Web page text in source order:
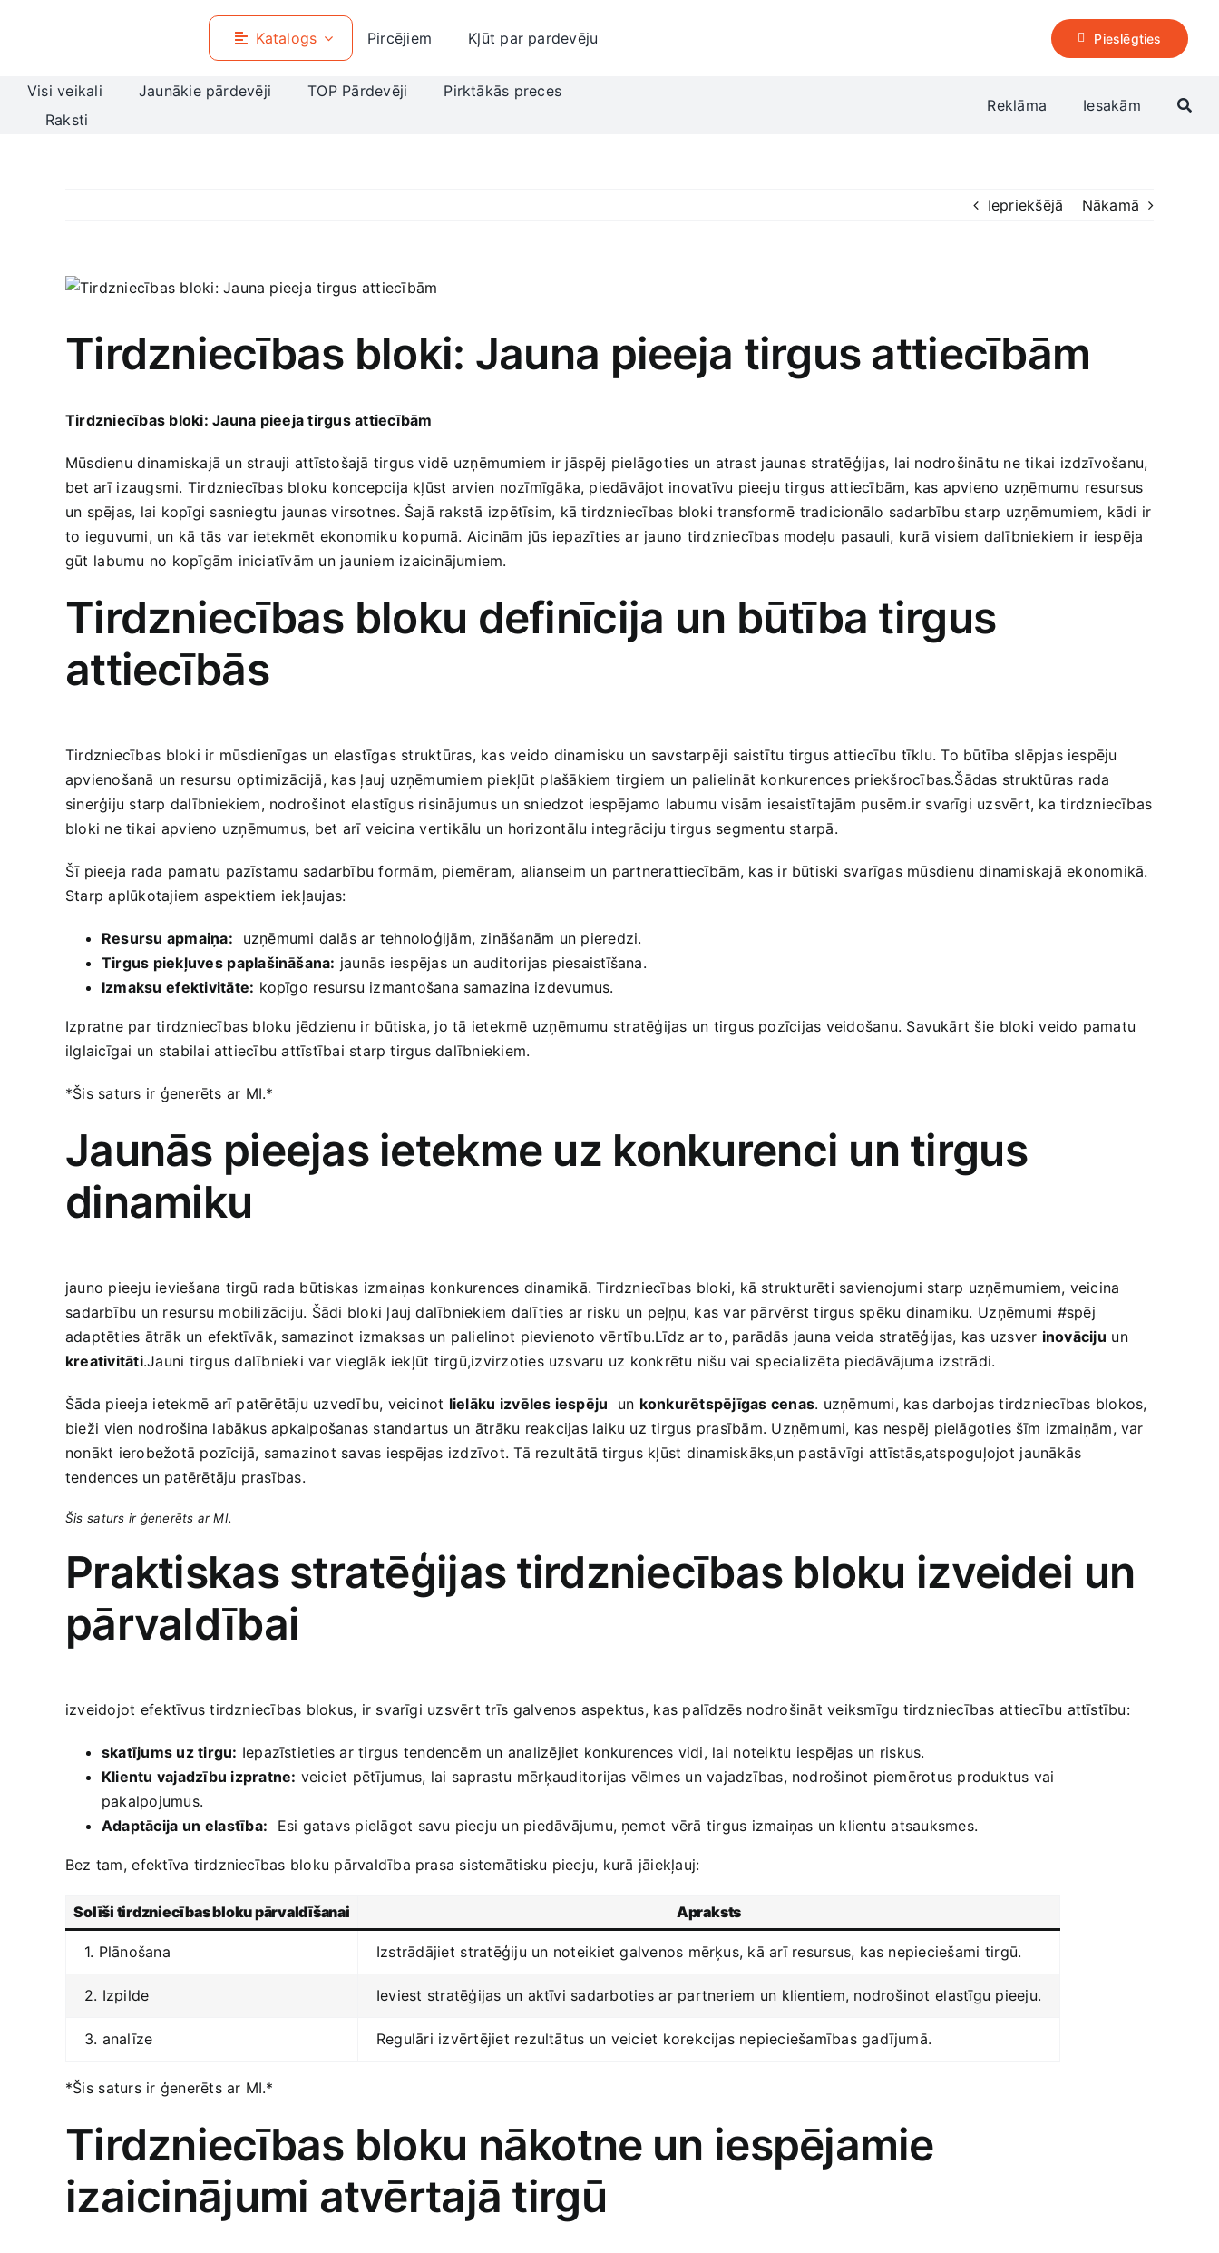
Katalogs Pircējiem Kļūt par pardevēju Pieslēgties
Visi veikali Jaunākie pārdevēji TOP Pārdevēji
Pirktākās preces
Raksti
Reklāma Iesakām
Iepriekšējā Nākamā
View
Image
Tirdzniecības bloki: Jauna pieeja tirgus attiecībām
Tirdzniecības bloki: Jauna ⁢pieeja tirgus attiecībām
Mūsdienu ⁢dinamiskajā un strauji attīstošajā tirgus ‍vidē⁣ uzņēmumiem ir jāspēj ‍pielāgoties un‍ atrast⁣ jaunas stratēģijas, ⁤lai​ nodrošinātu ne tikai‍ izdzīvošanu,
⁤bet arī⁣ izaugsmi. Tirdzniecības bloku koncepcija kļūst ⁢arvien nozīmīgāka, ​piedāvājot inovatīvu pieeju tirgus attiecībām, kas apvieno uzņēmumu resursus
un spējas, lai kopīgi sasniegtu jaunas‍ virsotnes. Šajā rakstā izpētīsim,‍ kā tirdzniecības bloki transformē tradicionālo sadarbību starp uzņēmumiem,⁢ kādi ir
to ieguvumi,​ un kā tās var ietekmēt‌ ekonomiku kopumā. Aicinām jūs iepazīties ar‌ jauno tirdzniecības modeļu pasauli, kurā‌ visiem dalībniekiem ir iespēja
gūt⁤ labumu no kopīgām iniciatīvām un jauniem izaicinājumiem.
Tirdzniecības bloku definīcija un būtība‍ tirgus
attiecībās
Tirdzniecības ⁣bloki ir mūsdienīgas⁢ un elastīgas⁢ struktūras, kas veido dinamisku un savstarpēji saistītu​ tirgus attiecību tīklu. To‌ būtība ⁤slēpjas iespēju
apvienošanā‍ un ‌resursu ⁢optimizācijā,‍ kas⁤ ļauj uzņēmumiem‌ piekļūt⁢ plašākiem tirgiem un ⁤palielināt konkurences priekšrocības.Šādas ‍struktūras rada
sinerģiju starp‍ dalībniekiem, nodrošinot ‌elastīgus​ risinājumus ⁢un​ sniedzot iespējamo labumu visām iesaistītajām pusēm.ir svarīgi uzsvērt, ka‌ tirdzniecības⁤
bloki ne tikai ⁣apvieno⁢ uzņēmumus, bet ‍arī veicina vertikālu un ​horizontālu integrāciju tirgus segmentu starpā.
Šī pieeja ⁢rada pamatu‌ pazīstamu sadarbību formām, ‌piemēram, ‍alianseim un‍ partnerattiecībām, kas ir būtiski svarīgas mūsdienu dinamiskajā ekonomikā.
‍Starp aplūkotajiem aspektiem iekļaujas:
Resursu apmaiņa: ⁤ uzņēmumi dalās ar tehnoloģijām, zināšanām un‌ pieredzi.
Tirgus piekļuves ⁢paplašināšana: jaunās⁣ iespējas un auditorijas piesaistīšana.
Izmaksu⁤ efektivitāte: kopīgo resursu izmantošana ‌samazina izdevumus.
Izpratne par tirdzniecības bloku jēdzienu ⁢ir ⁢būtiska, jo tā ietekmē uzņēmumu stratēģijas un tirgus pozīcijas ‌veidošanu. ‍Savukārt‍ šie⁢ bloki⁢ veido pamatu
ilglaicīgai⁣ un stabilai ​attiecību attīstībai starp tirgus dalībniekiem.
*Šis saturs ​ir ģenerēts ar⁤ MI.*
Jaunās pieejas ietekme uz ‍konkurenci un‌ tirgus
dinamiku
jauno pieeju ieviešana tirgū rada ⁤būtiskas⁣ izmaiņas konkurences dinamikā. Tirdzniecības ⁤bloki, kā strukturēti savienojumi⁢ starp‍ uzņēmumiem, veicina
⁣sadarbību un resursu ‌mobilizāciju. Šādi bloki ļauj ​dalībniekiem dalīties ar risku​ un peļņu, kas var pārvērst‍ tirgus​ spēku‌ dinamiku.⁢ Uzņēmumi ⁣#spēj
adaptēties ātrāk un​ efektīvāk, samazinot izmaksas un ‌palielinot ⁤pievienoto vērtību.Līdz ar to, parādās jauna veida stratēģijas, kas uzsver inovāciju ⁢un
kreativitāti.Jauni tirgus ⁢dalībnieki var vieglāk ‍iekļūt tirgū,izvirzoties uzsvaru ‌uz ​konkrētu nišu ‍vai⁣ specializēta piedāvājuma izstrādi.
Šāda⁣ pieeja ⁢ietekmē⁣ arī patērētāju uzvedību, veicinot lielāku⁢ izvēles iespēju ‌ un konkurētspējīgas⁣ cenas. uzņēmumi, kas ⁢darbojas tirdzniecības blokos,⁢
bieži ⁢vien nodrošina labākus​ apkalpošanas standartus ‌un⁤ ātrāku reakcijas ‌laiku uz tirgus prasībām. ⁤Uzņēmumi, kas nespēj ‌pielāgoties šīm⁤ izmaiņām, var
nonākt ierobežotā pozīcijā, samazinot savas iespējas⁣ izdzīvot. Tā rezultātā tirgus kļūst dinamiskāks,un ⁤pastāvīgi attīstās,atspoguļojot ⁤jaunākās
tendences un patērētāju prasības.
Šis ⁢saturs ir ģenerēts ar ‌MI.
Praktiskas stratēģijas tirdzniecības bloku izveidei​ un
pārvaldībai
izveidojot ⁤efektīvus tirdzniecības blokus, ir svarīgi uzsvērt ‌trīs ⁤galvenos aspektus, ⁢kas ‍palīdzēs nodrošināt veiksmīgu tirdzniecības⁤ attiecību attīstību:
skatījums‍ uz tirgu: Iepazīstieties‍ ar tirgus tendencēm un analizējiet konkurences vidi, lai ⁢noteiktu⁢ iespējas un⁤ riskus.
Klientu vajadzību ‍izpratne: veiciet⁣ pētījumus,⁣ lai‌ saprastu mērķauditorijas vēlmes‍ un vajadzības, nodrošinot piemērotus produktus⁢ vai​
pakalpojumus.
Adaptācija⁢ un⁢ elastība: ⁤ Esi gatavs pielāgot ‍savu pieeju un piedāvājumu,‌ ņemot‍ vērā tirgus izmaiņas un klientu atsauksmes.
Bez tam, ⁤efektīva tirdzniecības bloku pārvaldība prasa sistemātisku pieeju, ⁢kurā jāiekļauj:
Solīši tirdzniecības​ bloku pārvaldīšanai Apraksts
1. Plānošana Izstrādājiet ⁣stratēģiju⁤ un noteikiet galvenos mērķus, kā arī resursus, kas‌ nepieciešami⁤ tirgū.
2. Izpilde Ieviest stratēģijas un aktīvi sadarboties ⁣ar partneriem⁤ un klientiem, ​nodrošinot ⁢elastīgu ‍pieeju.
3. analīze Regulāri izvērtējiet ​rezultātus⁤ un veiciet korekcijas nepieciešamības gadījumā.
*Šis⁣ saturs ir ģenerēts‍ ar MI.*
Tirdzniecības bloku nākotne ⁢un​ iespējamie
izaicinājumi ‍atvērtajā‌ tirgū